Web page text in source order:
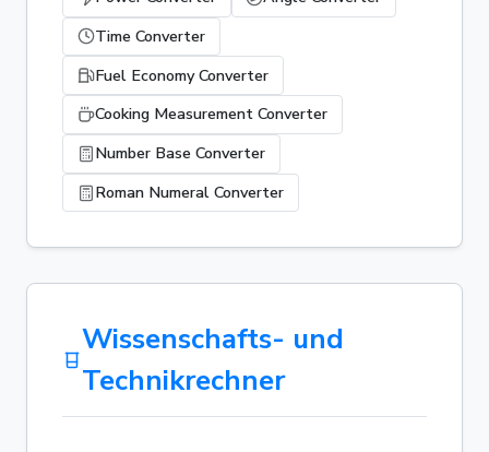
Time Converter
Fuel Economy Converter
Cooking Measurement Converter
Number Base Converter
Roman Numeral Converter
Wissenschafts- und
Technikrechner